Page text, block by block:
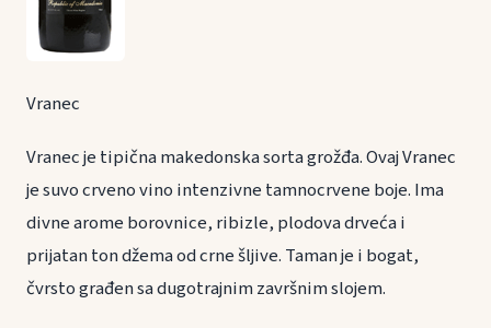
Vranec
Vranec je tipična makedonska sorta grožđa. Ovaj Vranec
je suvo crveno vino intenzivne tamnocrvene boje. Ima
divne arome borovnice, ribizle, plodova drveća i
prijatan ton džema od crne šljive. Taman je i bogat,
čvrsto građen sa dugotrajnim završnim slojem.